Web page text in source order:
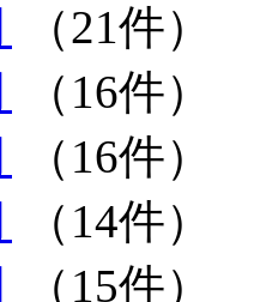
（21件）
（16件）
（16件）
（14件）
（15件）